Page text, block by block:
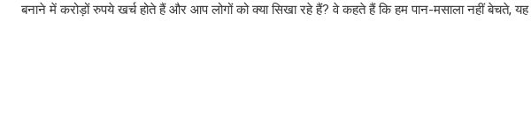
बनाने में करोड़ों रुपये खर्च होते हैं और आप लोगों को क्या सिखा रहे हैं? वे कहते हैं कि हम पान-मसाला नहीं बेचते,